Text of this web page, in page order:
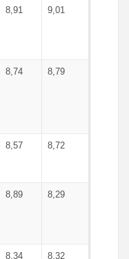
8,91 9,01
8,74 8,79
8,57 8,72
8,89 8,29
8,34 8,32